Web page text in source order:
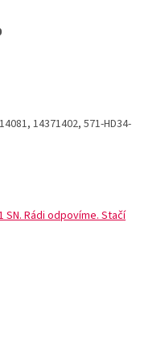
14371402, 571-HD34-
SN. Rádi odpovíme. Stačí